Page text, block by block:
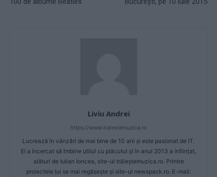
Liviu Andrei
https://www.traiestemuzica.ro
Lucrează în vânzări de mai bine de 10 ani și este pasionat de IT.
El a încercat să îmbine utilul cu plăcutul și în anul 2013 a inființat,
alături de Iulian Ioncea, site-ul trăieștemuzica.ro. Printre
proiectele lui se mai regăsește și site-ul newspack.ro. E-mail: